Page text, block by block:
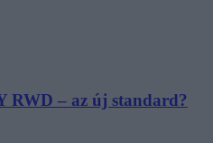
RWD – az új standard?